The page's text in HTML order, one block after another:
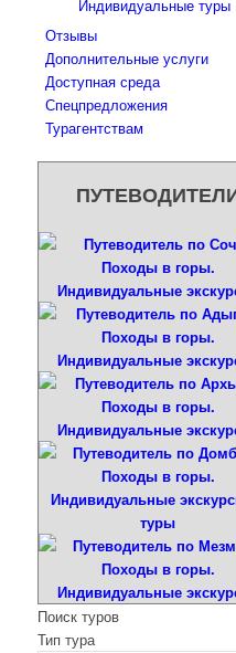
Индивидуальные туры
Отзывы
Дополнительные услуги
Доступная среда
Спецпредложения
Турагентствам
Поиск туров
Тип тура